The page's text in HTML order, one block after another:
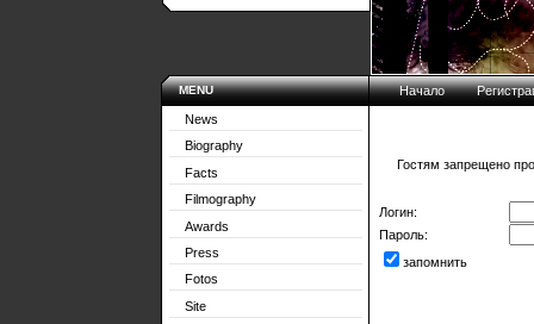
MENU
News
Biography
Facts
Filmography
Awards
Press
Fotos
Site
Начало
Гостям запрещено
Логин:
Пароль:
запомнить